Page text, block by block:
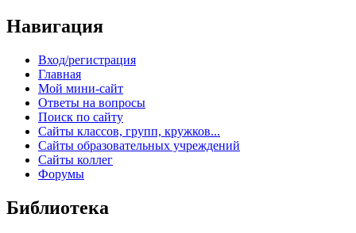
Навигация
Вход/регистрация
Главная
Мой мини-сайт
Ответы на вопросы
Поиск по сайту
Сайты классов, групп, кружков...
Сайты образовательных учреждений
Сайты коллег
Форумы
Библиотека